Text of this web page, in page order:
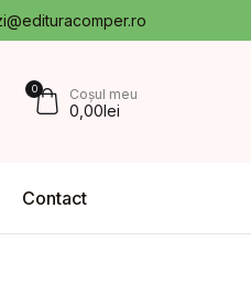
0 Coșul meu
0,00lei
Contact